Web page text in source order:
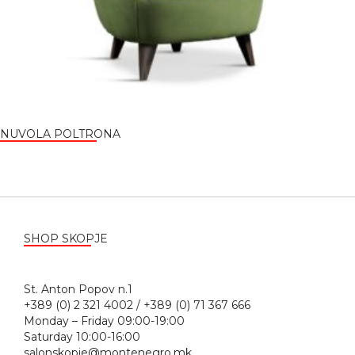
NUVOLA POLTRONA
SHOP SKOPJE
St. Anton Popov n.1
+389 (0) 2 321 4002 / +389 (0) 71 367 666
Monday – Friday 09:00-19:00
Saturday 10:00-16:00